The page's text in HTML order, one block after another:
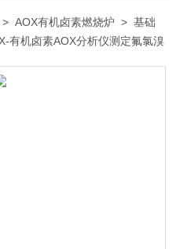
>AOX有机卤素燃烧炉 >基础
有机卤素AOX分析仪测定氟氯溴